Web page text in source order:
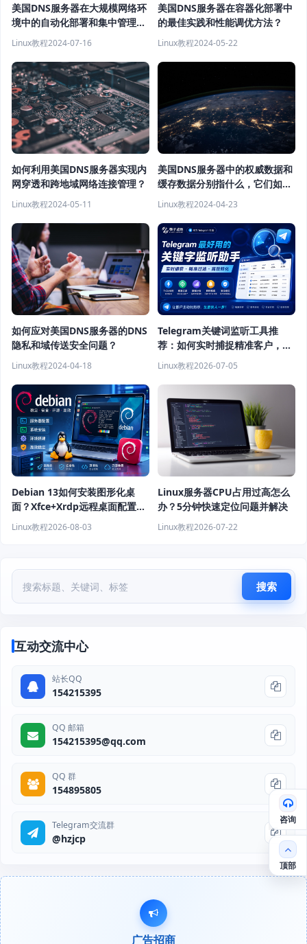
美国DNS服务器在大规模网络环
境中的自动化部署和集中管理方
法是什么？
Linux教程2024-07-16
美国DNS服务器在容器化部署中
的最佳实践和性能调优方法？
Linux教程2024-05-22
如何利用美国DNS服务器实现内
网穿透和跨地域网络连接管理？
Linux教程2024-05-11
美国DNS服务器中的权威数据和
缓存数据分别指什么，它们如何
相互作用？
Linux教程2024-04-23
如何应对美国DNS服务器的DNS
隐私和域传送安全问题？
Linux教程2024-04-18
Telegram关键词监听工具推
荐：如何实时捕捉精准客户，提
高获客效率？
Linux教程2026-07-05
Debian 13如何安装图形化桌
面？Xfce+Xrdp远程桌面配置教
程
Linux教程2026-08-03
Linux服务器CPU占用过高怎么
办？5分钟快速定位问题并解决
Linux教程2026-07-22
搜索
互动交流中心
站长QQ
154215395
QQ 邮箱
154215395@qq.com
QQ 群
154895805
Telegram交流群
@hzjcp
广告招商
咨询
顶部